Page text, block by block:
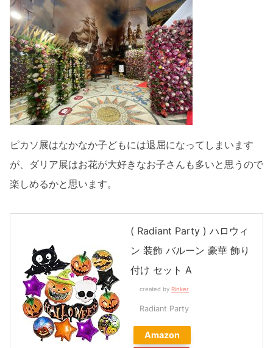
ピカソ展はなかなか子どもには退屈になってしまいます
が、ダリア展はお花が大好きなお子さんも多いと思うので
楽しめるかと思います。
( Radiant Party ) ハロウィ
ン 装飾 バルーン 豪華 飾り
付け セット A
created by Rinker
Radiant Party
Amazon